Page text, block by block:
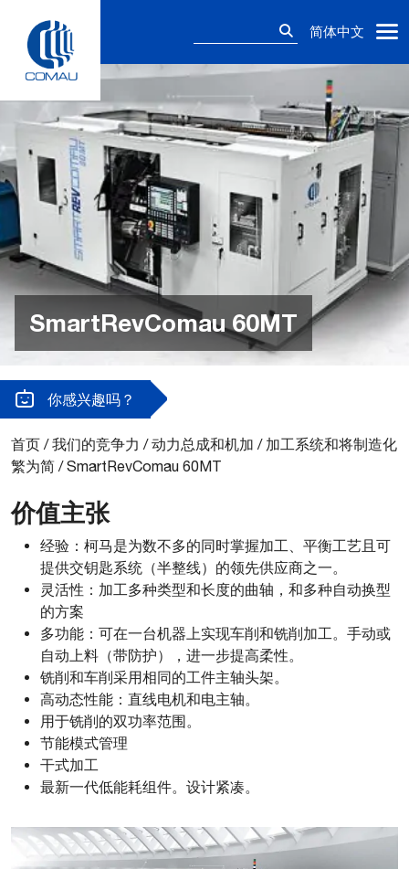
content
简体中文
SmartRevComau 60MT
你感兴趣吗？
首页 /我们的竞争力 /动力总成和机加 / 加工系统和将制造化
繁为简 /SmartRevComau 60MT
价值主张
经验：柯马是为数不多的同时掌握加工、平衡工艺且可
提供交钥匙系统（半整线）的领先供应商之一。
灵活性：加工多种类型和长度的曲轴，和多种自动换型
的方案
多功能：可在一台机器上实现车削和铣削加工。手动或
自动上料（带防护），进一步提高柔性。
铣削和车削采用相同的工件主轴头架。
高动态性能：直线电机和电主轴。
用于铣削的双功率范围。
节能模式管理
干式加工
最新一代低能耗组件。设计紧凑。